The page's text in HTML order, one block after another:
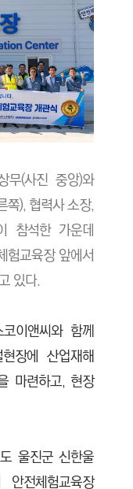
무(사진 중앙)와
쪽), 협력사 소장,
참석한 가운데
험교육장 앞에서
있다.
이앤씨와 함께
장에 산업재해
마련하고, 현장
울진군 신한울
전체험교육장